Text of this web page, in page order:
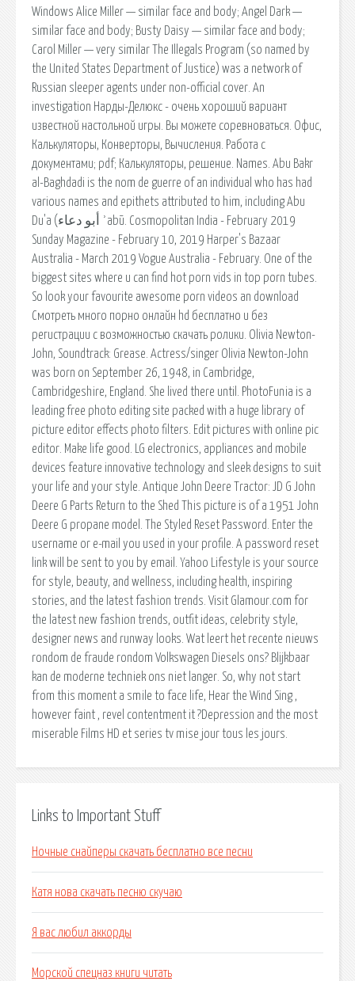
Windows Alice Miller — similar face and body; Angel Dark —
similar face and body; Busty Daisy — similar face and body;
Carol Miller — very similar The Illegals Program (so named by
the United States Department of Justice) was a network of
Russian sleeper agents under non-official cover. An
investigation Нарды-Делюкс - очень хороший вариант
известной настольной игры. Вы можете соревноваться. Офис,
Калькуляторы, Конверторы, Вычисления. Работа с
документами; pdf; Калькуляторы, решение. Names. Abu Bakr
al-Baghdadi is the nom de guerre of an individual who has had
various names and epithets attributed to him, including Abu
Du'a (أبو دعاء ʾabū. Cosmopolitan India - February 2019
Sunday Magazine - February 10, 2019 Harper's Bazaar
Australia - March 2019 Vogue Australia - February. One of the
biggest sites where u can find hot porn vids in top porn tubes.
So look your favourite awesome porn videos an download
Смотреть много порно онлайн hd бесплатно и без
регистрации с возможностью скачать ролики. Olivia Newton-
John, Soundtrack: Grease. Actress/singer Olivia Newton-John
was born on September 26, 1948, in Cambridge,
Cambridgeshire, England. She lived there until. PhotoFunia is a
leading free photo editing site packed with a huge library of
picture editor effects photo filters. Edit pictures with online pic
editor. Make life good. LG electronics, appliances and mobile
devices feature innovative technology and sleek designs to suit
your life and your style. Antique John Deere Tractor: JD G John
Deere G Parts Return to the Shed This picture is of a 1951 John
Deere G propane model. The Styled Reset Password. Enter the
username or e-mail you used in your profile. A password reset
link will be sent to you by email. Yahoo Lifestyle is your source
for style, beauty, and wellness, including health, inspiring
stories, and the latest fashion trends. Visit Glamour.com for
the latest new fashion trends, outfit ideas, celebrity style,
designer news and runway looks. Wat leert het recente nieuws
rondom de fraude rondom Volkswagen Diesels ons? Blijkbaar
kan de moderne techniek ons niet langer. So, why not start
from this moment a smile to face life, Hear the Wind Sing ,
however faint , revel contentment it ?Depression and the most
miserable Films HD et series tv mise jour tous les jours.
Links to Important Stuff
Ночные снайперы скачать бесплатно все песни
Катя нова скачать песню скучаю
Я вас любил аккорды
Морской спецназ книги читать